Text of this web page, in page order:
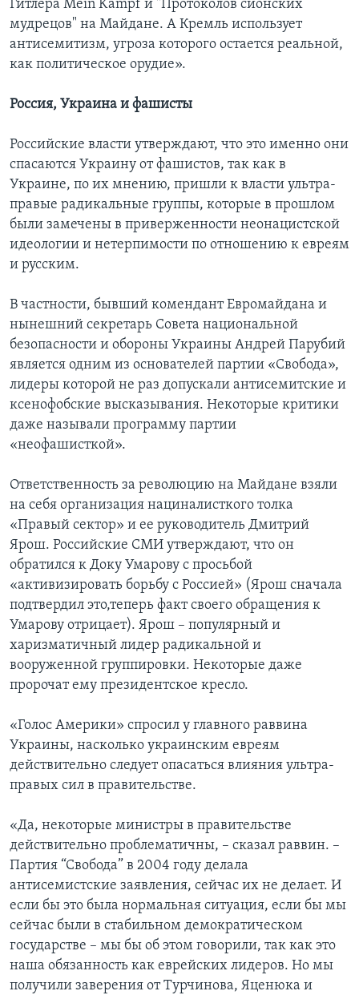
Гитлера Mein Kampf и "Протоколов сионских
мудрецов" на Майдане. А Кремль использует
антисемитизм, угроза которого остается реальной,
как политическое орудие».
Россия, Украина и фашисты
Российские власти утверждают, что это именно они
спасаются Украину от фашистов, так как в
Украине, по их мнению, пришли к власти ультра-
правые радикальные группы, которые в прошлом
были замечены в приверженности неонацистской
идеологии и нетерпимости по отношению к евреям
и русским.
В частности, бывший комендант Евромайдана и
нынешний секретарь Совета национальной
безопасности и обороны Украины Андрей Парубий
является одним из основателей партии «Свобода»,
лидеры которой не раз допускали антисемитские и
ксенофобские высказывания. Некоторые критики
даже называли программу партии
«неофашисткой».
Ответственность за революцию на Майдане взяли
на себя организация нациналисткого толка
«Правый сектор» и ее руководитель Дмитрий
Ярош. Российские СМИ утверждают, что он
обратился к Доку Умарову с просьбой
«активизировать борьбу с Россией» (Ярош сначала
подтвердил это,теперь факт своего обращения к
Умарову отрицает). Ярош – популярный и
харизматичный лидер радикальной и
вооруженной группировки. Некоторые даже
пророчат ему президентское кресло.
«Голос Америки» спросил у главного раввина
Украины, насколько украинским евреям
действительно следует опасаться влияния ультра-
правых сил в правительстве.
«Да, некоторые министры в правительстве
действительно проблематичны, – сказал раввин. –
Партия “Свобода” в 2004 году делала
антисемистские заявления, сейчас их не делает. И
если бы это была нормальная ситуация, если бы мы
сейчас были в стабильном демократическом
государстве – мы бы об этом говорили, так как это
наша обязанность как еврейских лидеров. Но мы
получили заверения от Турчинова, Яценюка и